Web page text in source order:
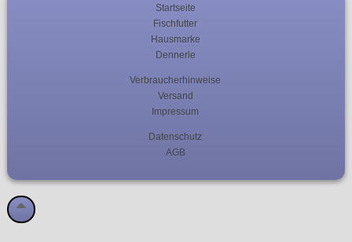
Startseite
Fischfutter
Hausmarke
Dennerle
Verbraucherhinweise
Versand
Impressum
Datenschutz
AGB